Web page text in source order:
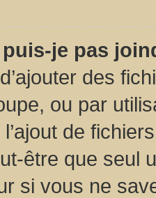
je pas
des
ou par
de
être que seul
si vous ne